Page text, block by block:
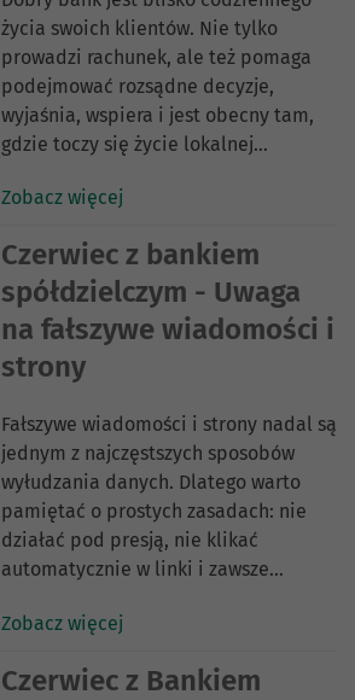
życia swoich klientów. Nie tylko
prowadzi rachunek, ale też pomaga
podejmować rozsądne decyzje,
wyjaśnia, wspiera i jest obecny tam,
gdzie toczy się życie lokalnej…
Zobacz więcej
DATA PUBLIKACJI:
Czerwiec z bankiem
spółdzielczym - Uwaga
na fałszywe wiadomości i
strony
Fałszywe wiadomości i strony nadal są
jednym z najczęstszych sposobów
wyłudzania danych. Dlatego warto
pamiętać o prostych zasadach: nie
działać pod presją, nie klikać
automatycznie w linki i zawsze…
Zobacz więcej
DATA PUBLIKACJI:
Czerwiec z Bankiem